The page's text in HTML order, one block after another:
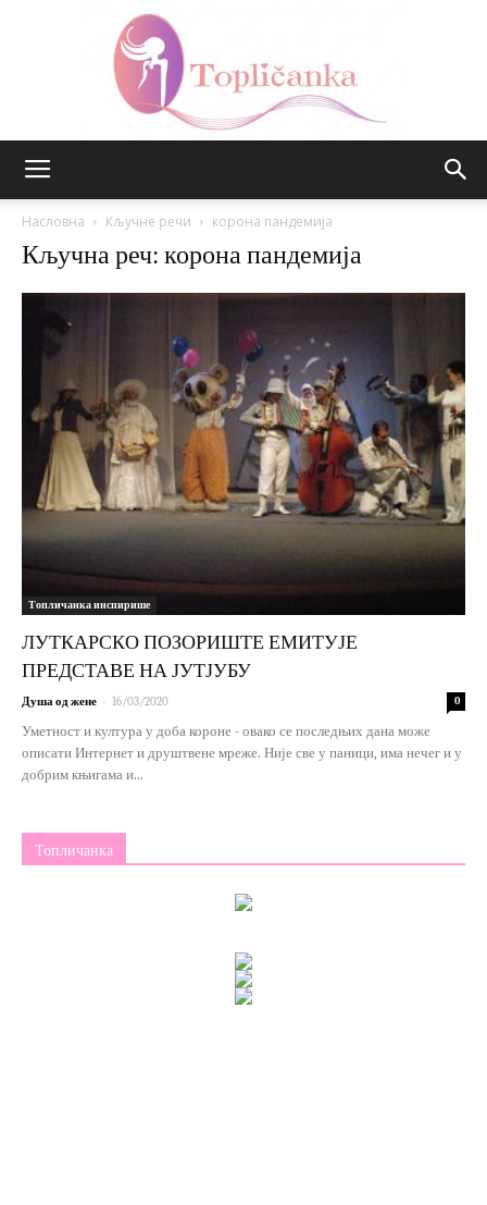
Насловна Кључне речи корона пандемија
Кључна реч: корона пандемија
Топличанка инспирише
ЛУТКАРСКО ПОЗОРИШТЕ ЕМИТУЈЕ
ПРЕДСТАВЕ НА ЈУТЈУБУ
Душа од жене - 16/03/2020 0
Уметност и култура у доба короне - овако се последњих дана може
описати Интернет и друштвене мреже. Није све у паници, има нечег и у
добрим књигама и...
Топличанка